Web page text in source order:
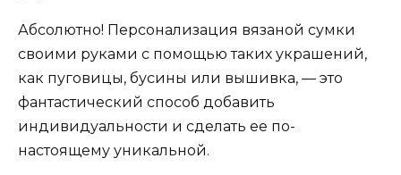
Абсолютно! Персонализация вязаной сумки
своими руками с помощью таких украшений,
как пуговицы, бусины или вышивка, — это
фантастический способ добавить
индивидуальности и сделать ее по-
настоящему уникальной.